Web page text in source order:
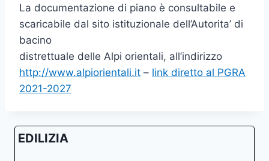
La documentazione di piano è consultabile e
scaricabile dal sito istituzionale dell’Autorita’ di
bacino
distrettuale delle Alpi orientali, all’indirizzo
http://www.alpiorientali.it – link diretto al PGRA
2021-2027
EDILIZIA